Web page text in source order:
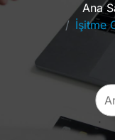
Ana
İşitme